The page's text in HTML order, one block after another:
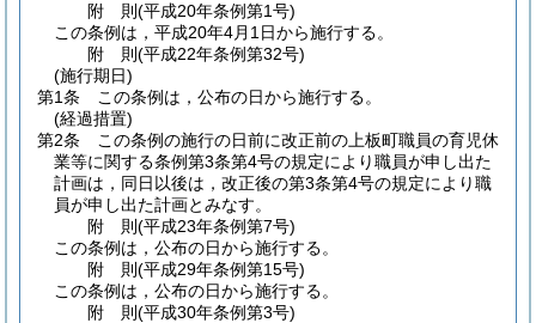
附 則(平成20年条例第1号)
この条例は，平成20年4月1日から施行する。
附 則(平成22年条例第32号)
(施行期日)
第1条
この条例は，公布の日から施行する。
(経過措置)
第2条
この条例の施行の日前に改正前の上板町職員の育児休
業等に関する条例第3条第4号の規定により職員が申し出た
計画は，同日以後は，改正後の第3条第4号の規定により職
員が申し出た計画とみなす。
附 則(平成23年条例第7号)
この条例は，公布の日から施行する。
附 則(平成29年条例第15号)
この条例は，公布の日から施行する。
附 則(平成30年条例第3号)